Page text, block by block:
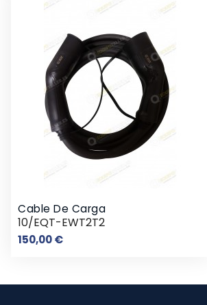
Cable De Carga
10/EQT-EWT2T2
150,00 €Preço